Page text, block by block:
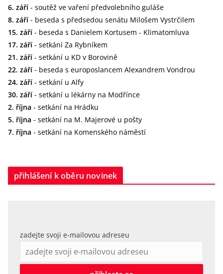
6. září - soutěž ve vaření předvolebního guláše
8. září - beseda s předsedou senátu Milošem Vystrčilem
15. září - beseda s Danielem Kortusem - Klimatomluva
17. září - setkání Za Rybníkem
21. září - setkání u KD v Borovině
22. září - beseda s europoslancem Alexandrem Vondrou
24. září - setkání u Alfy
30. září - setkání u lékárny na Modřínce
2. října - setkání na Hrádku
5. října - setkání na M. Majerové u pošty
7. října - setkání na Komenského náměstí
přihlášení k oběru novinek
zadejte svoji e-mailovou adreseu